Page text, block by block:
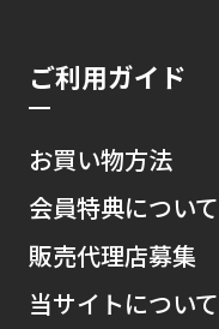
ご利用ガイド
お買い物方法
会員特典について
販売代理店募集
当サイトについて